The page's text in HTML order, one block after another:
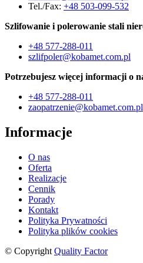
Tel./Fax: +48 503-099-532
Szlifowanie i polerowanie stali
+48 577-288-011
szlifpoler@kobamet.com.pl
Potrzebujesz więcej informacji o
+48 577-288-011
zaopatrzenie@kobamet.com.pl
Informacje
O nas
Oferta
Realizacje
Cennik
Porady
Kontakt
Polityka Prywatności
Polityka plików cookies
© Copyright Quality Factor